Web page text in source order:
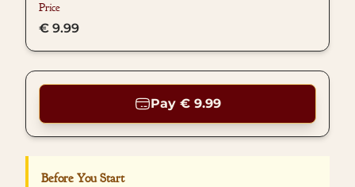
Price
€ 9.99
Pay € 9.99
Before You Start